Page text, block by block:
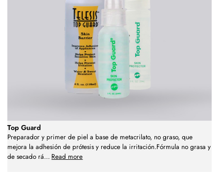
Top Guard
Preparador y primer de piel a base de metacrilato, no graso, que
mejora la adhesión de prótesis y reduce la irritación.Fórmula no grasa y
de secado rá... Read more